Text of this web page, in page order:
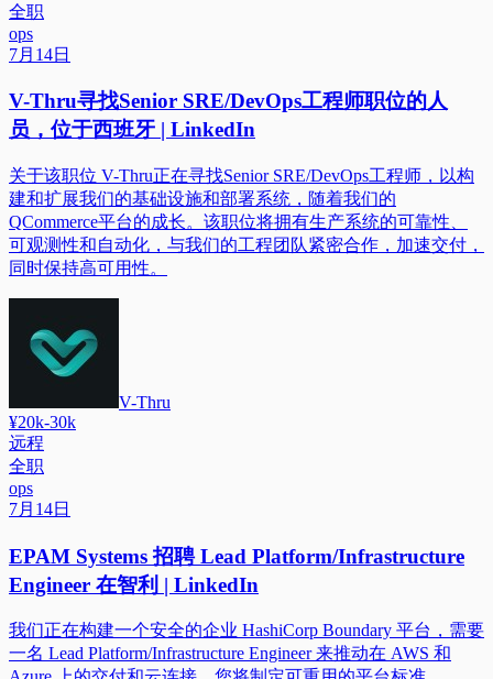
全职
ops
7月14日
V-Thru寻找Senior SRE/DevOps工程师职位的人
员，位于西班牙 | LinkedIn
关于该职位 V-Thru正在寻找Senior SRE/DevOps工程师，以构
建和扩展我们的基础设施和部署系统，随着我们的
QCommerce平台的成长。该职位将拥有生产系统的可靠性、
可观测性和自动化，与我们的工程团队紧密合作，加速交付，
同时保持高可用性。
V-Thru
¥20k-30k
远程
全职
ops
7月14日
EPAM Systems 招聘 Lead Platform/Infrastructure
Engineer 在智利 | LinkedIn
我们正在构建一个安全的企业 HashiCorp Boundary 平台，需要
一名 Lead Platform/Infrastructure Engineer 来推动在 AWS 和